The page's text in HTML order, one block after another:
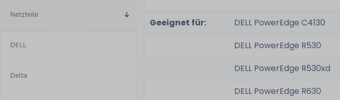
Netzteile
DELL
Delta
Geeignet für:
DELL PowerEdge C4130
DELL PowerEdge R530
DELL PowerEdge R530xd
DELL PowerEdge R630